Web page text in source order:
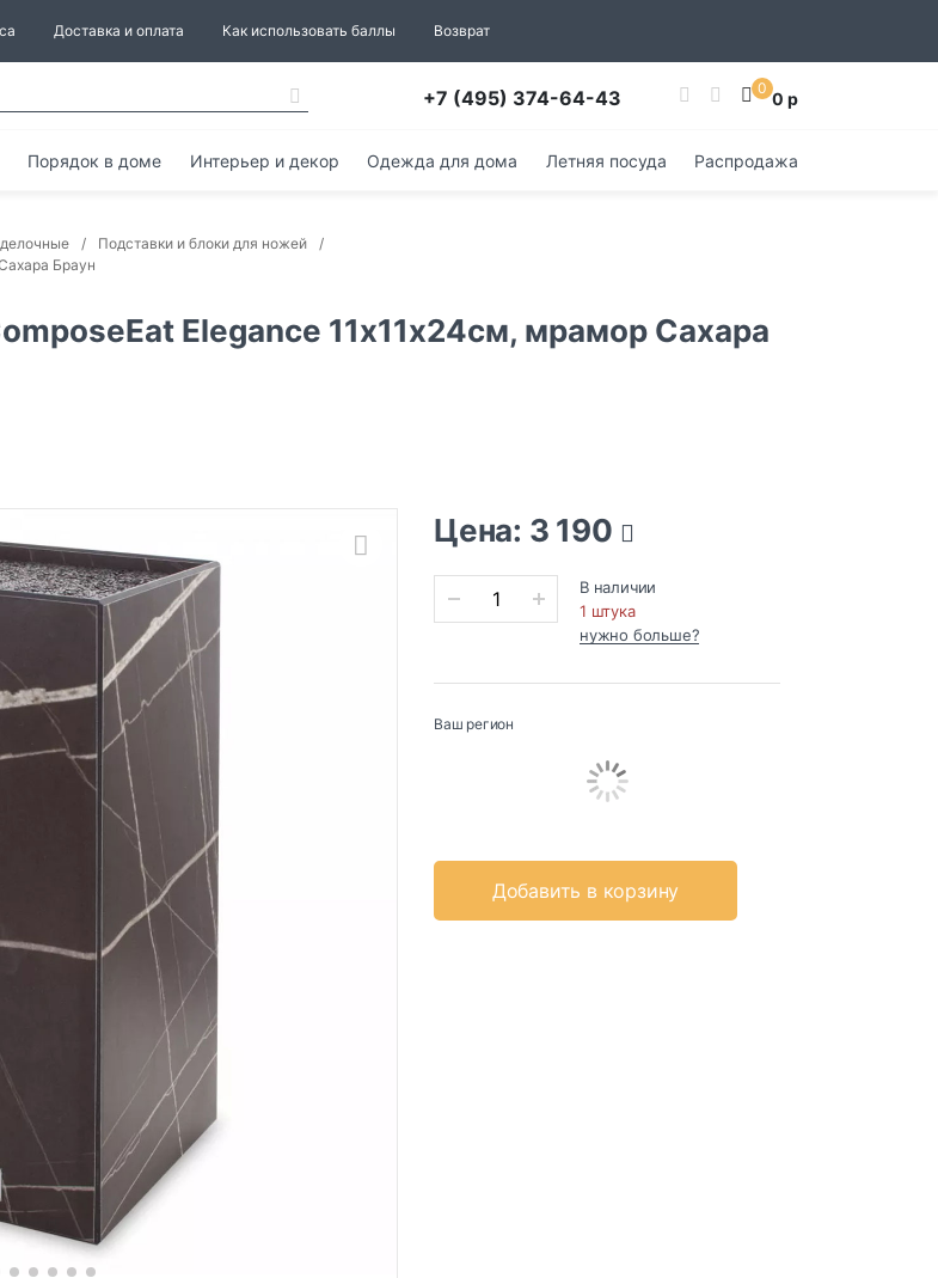
Доставка и оплата Как использовать баллы Возврат
+7 (495) 374-64-43 0 0 р
Порядок в доме Интерьер и декор Одежда для дома Летняя посуда Распродажа
Подставки и блоки для ножей
Браун
Elegance 11х11х24см, мрамор Сахара
Цена: 3 190
В наличии
1 штука
нужно больше?
Ваш регион
Добавить в корзину